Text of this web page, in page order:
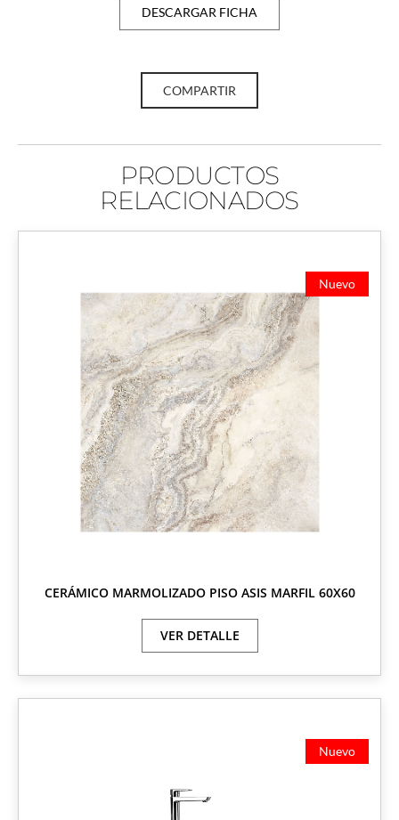
DESCARGAR FICHA
COMPARTIR
PRODUCTOS
RELACIONADOS
Nuevo
CERÁMICO MARMOLIZADO PISO ASIS MARFIL 60X60
VER DETALLE
Nuevo